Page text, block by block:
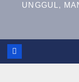
UNGGUL,